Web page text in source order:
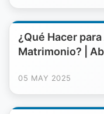
¿Qué Hacer
Matrimonio? |
05 MAY 2025